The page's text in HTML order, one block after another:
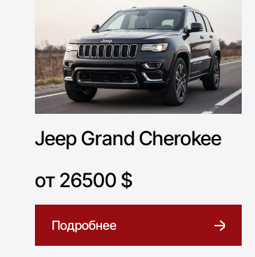
Jeep Grand Cherokee
от 26500 $
Подробнее